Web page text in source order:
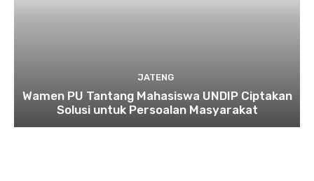
JATENG
Wamen PU Tantang Mahasiswa UNDIP Ciptakan
Solusi untuk Persoalan Masyarakat